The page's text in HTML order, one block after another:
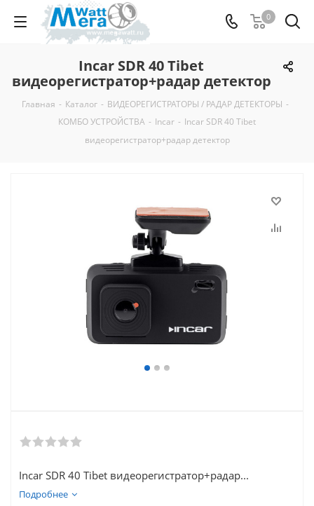
0
Incar SDR 40 Tibet
видеорегистратор+радар детектор
Главная - Каталог - ВИДЕОРЕГИСТРАТОРЫ / РАДАР ДЕТЕКТОРЫ -
КОМБО УСТРОЙСТВА - Incar - Incar SDR 40 Tibet
видеорегистратор+радар детектор
Incar SDR 40 Tibet видеорегистратор+радар...
Подробнее